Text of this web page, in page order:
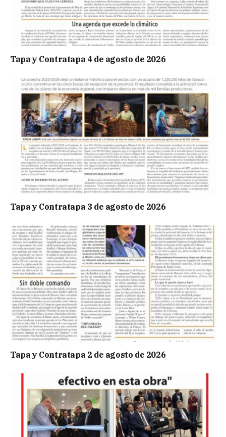
Tapa y Contratapa 4 de agosto de 2026
Tapa y Contratapa 3 de agosto de 2026
Tapa y Contratapa 2 de agosto de 2026